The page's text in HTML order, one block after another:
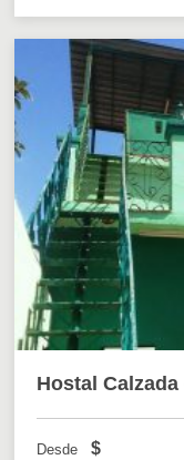
Hostal
Desde $